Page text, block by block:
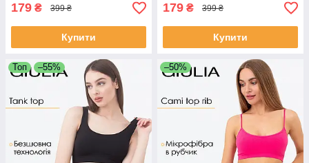
179 ₴ 399 ₴
Купити
179 ₴ 399 ₴
Купити
Топ –55% –50%